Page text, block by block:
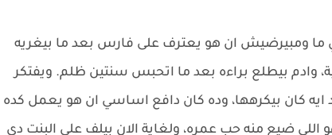
ومبيرضيش ان هو يعترف على فارس بعد ما بيغريه
وادم بيطلع براءه بعد ما اتحبس سنتين ظلم. ويفتكر
كان بيكرهها، وده كان دافع اساسي ان هو يعمل كده
ضيع منه حب عمره، ولغاية الان بيلف على البنت دي